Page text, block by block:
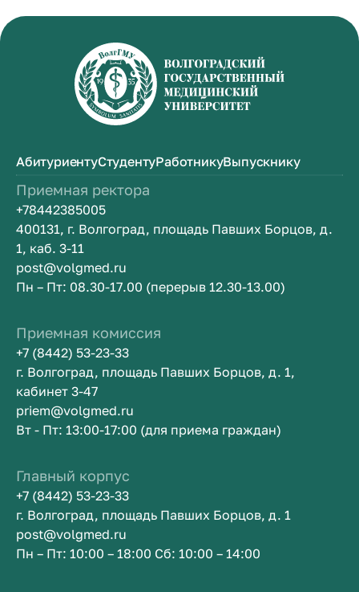
АбитуриентуСтудентуРаботникуВыпускнику
Приемная ректора
+78442385005
400131, г. Волгоград, площадь Павших Борцов, д.
1, каб. 3-11
post@volgmed.ru
Пн – Пт: 08.30-17.00 (перерыв 12.30-13.00)
Приемная комиссия
+7 (8442) 53-23-33
г. Волгоград, площадь Павших Борцов, д. 1,
кабинет 3-47
priem@volgmed.ru
Вт - Пт: 13:00-17:00 (для приема граждан)
Главный корпус
+7 (8442) 53-23-33
г. Волгоград, площадь Павших Борцов, д. 1
post@volgmed.ru
Пн – Пт: 10:00 – 18:00 Сб: 10:00 – 14:00